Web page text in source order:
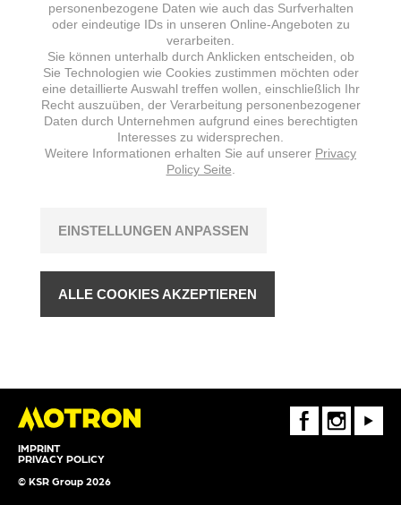
IMPRINT
PRIVACY POLICY
© KSR Group 2026
FaceBookInstagramYoutube
personenbezogene Daten wie auch das Surfverhalten
oder eindeutige IDs in unseren Online-Angeboten zu
verarbeiten.
Sie können unterhalb durch Anklicken entscheiden, ob
Sie Technologien wie Cookies zustimmen möchten oder
eine detaillierte Auswahl treffen wollen, einschließlich Ihr
Recht auszuüben, der Verarbeitung personenbezogener
Daten durch Unternehmen aufgrund eines berechtigten
Interesses zu widersprechen.
Weitere Informationen erhalten Sie auf unserer Privacy
Policy Seite
EINSTELLUNGEN ANPASSEN
ALLE COOKIES AKZEPTIEREN